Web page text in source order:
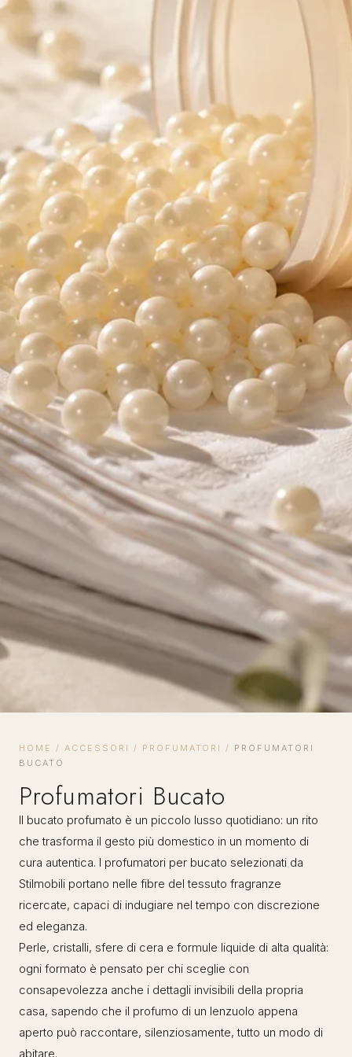
HOME / ACCESSORI / PROFUMATORI / PROFUMATORI
BUCATO
Profumatori Bucato
Il bucato profumato è un piccolo lusso quotidiano: un rito
che trasforma il gesto più domestico in un momento di
cura autentica. I profumatori per bucato selezionati da
Stilmobili portano nelle fibre del tessuto fragranze
ricercate, capaci di indugiare nel tempo con discrezione
ed eleganza.
Perle, cristalli, sfere di cera e formule liquide di alta qualità:
ogni formato è pensato per chi sceglie con
consapevolezza anche i dettagli invisibili della propria
casa, sapendo che il profumo di un lenzuolo appena
aperto può raccontare, silenziosamente, tutto un modo di
abitare.